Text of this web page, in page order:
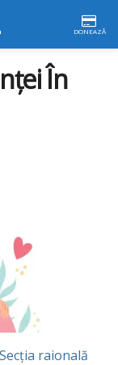
DONEAZĂ
În
Secţia raională